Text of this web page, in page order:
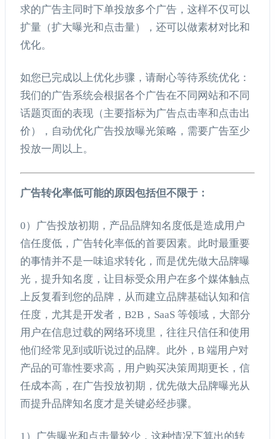
求的广告主同时下单投放多个广告，这样不仅可以
扩量（扩大曝光和点击量），还可以做素材对比和
优化。
如您已完成以上优化步骤，请耐心等待系统优化：
我们的广告系统会根据各个广告在不同网站和不同
话题页面的表现（主要指标为广告点击率和点击出
价），自动优化广告投放曝光策略，需要广告至少
投放一周以上。
广告转化率低可能的原因包括但不限于：
0）广告投放初期，产品品牌知名度低是造成用户
信任度低，广告转化率低的首要因素。此时最重要
的事情并不是一味追求转化，而是优先做大品牌曝
光，提升知名度，让目标受众用户在多个媒体触点
上反复看到您的品牌，从而建立品牌基础认知和信
任度，尤其是开发者，B2B，SaaS 等领域，大部分
用户在信息过载的网络环境里，往往只信任和使用
他们经常见到或听说过的品牌。此外，B 端用户对
产品的可靠性要求高，用户购买决策周期更长，信
任成本高，在广告投放初期，优先做大品牌曝光从
而提升品牌知名度才是关键必经步骤。
1）广告曝光和点击量较少，这种情况下算出的转